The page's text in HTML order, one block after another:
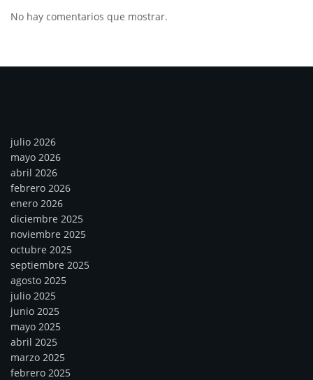
No hay comentarios que mostrar.
julio 2026
mayo 2026
abril 2026
febrero 2026
enero 2026
diciembre 2025
noviembre 2025
octubre 2025
septiembre 2025
agosto 2025
julio 2025
junio 2025
mayo 2025
abril 2025
marzo 2025
febrero 2025